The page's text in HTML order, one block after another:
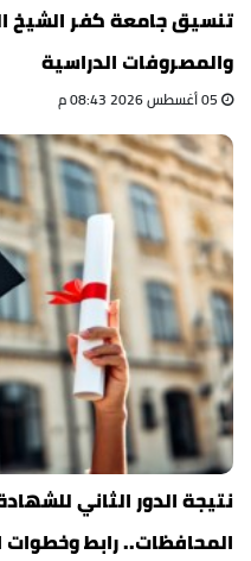
والمصروفات الدراسية
المحافظات.. رابط وخطوات